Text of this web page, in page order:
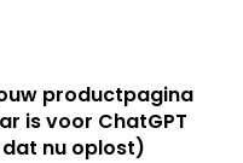
productpagina
is voor ChatGPT
dat nu oplost)